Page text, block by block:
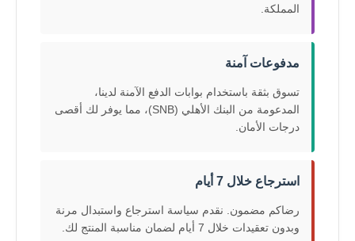
المملكة.
مدفوعات آمنة
تسوق بثقة باستخدام بوابات الدفع الآمنة لدينا،
المدعومة من البنك الأهلي (SNB)، مما يوفر لك أقصى
درجات الأمان.
استرجاع خلال 7 أيام
رضاكم مضمون. نقدم سياسة استرجاع واستبدال مرنة
وبدون تعقيدات خلال 7 أيام لضمان مناسبة المنتج لك.